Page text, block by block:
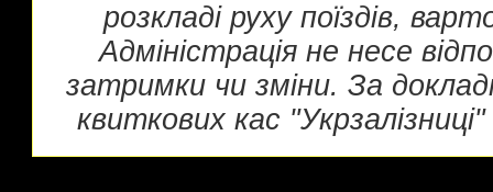
розкладі руху поїздів,
Адміністрація не несе
затримки чи зміни. За
квиткових кас